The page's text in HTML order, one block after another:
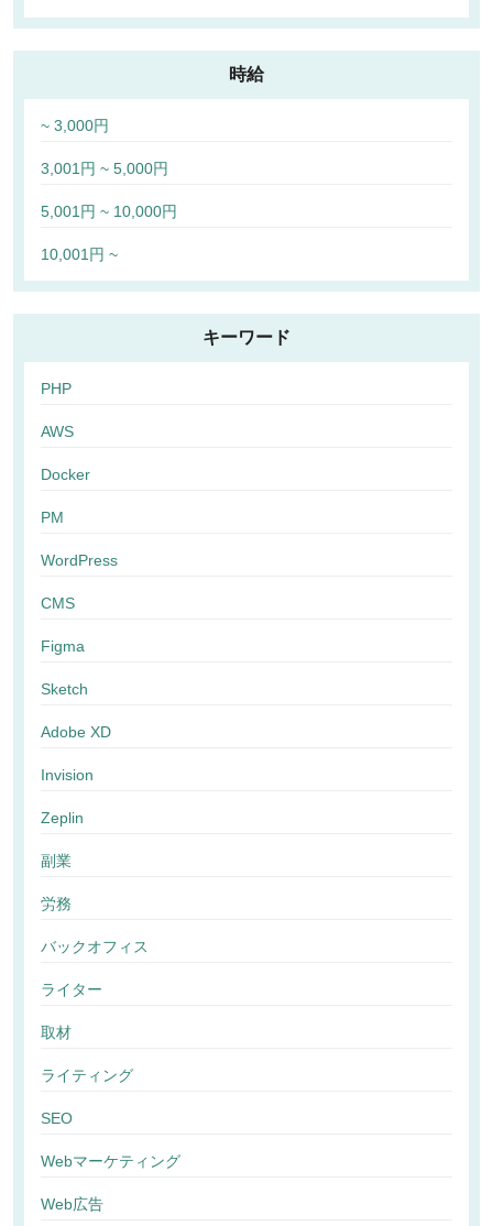
時給
~ 3,000円
3,001円 ~ 5,000円
5,001円 ~ 10,000円
10,001円 ~
キーワード
PHP
AWS
Docker
PM
WordPress
CMS
Figma
Sketch
Adobe XD
Invision
Zeplin
副業
労務
バックオフィス
ライター
取材
ライティング
SEO
Webマーケティング
Web広告